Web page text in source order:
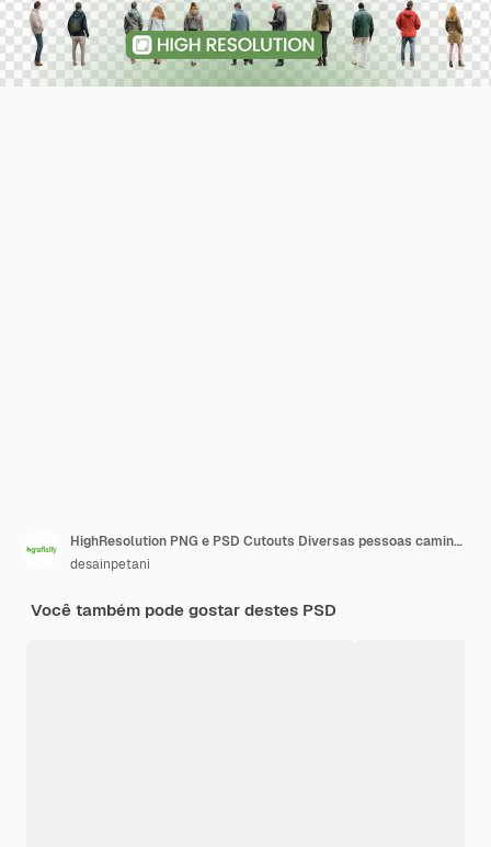
HighResolution PNG e PSD Cutouts Diversas pessoas caminhando para trás oferecendo diversos estilos de roupas e poses naturais para integração sem costura em projetos ideais para ilustrações urbanas ou de paisagem urbana
desainpetani
Você também pode gostar destes PSD